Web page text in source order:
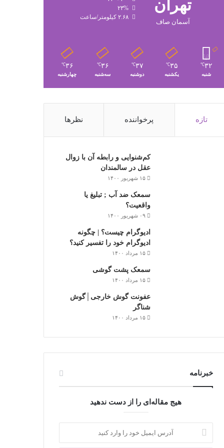
تهران
آسمان صاف
۲۳%
۲.۶۸ کیلومتر/ساعت
۳۲℃
شنبه
۳۵℃
یکشنبه
۳۷℃
دوشنبه
۳۶℃
سه‌شنبه
۳۶℃
چهارشنبه
تازه پرخواننده نظرها
کم‌شنوایی و رابطه آن با زوال
عقل در سالمندان
۱۵ شهریور ۱۴۰۰
سمعک ضد آب ; تبلیغ یا
واقعیت؟
۰۹ شهریور ۱۴۰۰
ادیوگرام چیست؟ | چگونه
ادیوگرام خود را تفسیر کنید؟
۱۵ مرداد ۱۴۰۰
سمعک‌ پشت گوشی
۱۵ مرداد ۱۴۰۰
عفونت گوش خارجی│گوش
شناگر
۱۵ مرداد ۱۴۰۰
خبرنامه
هیج مقاله‌ای را از دست ندهید
آدرس
ایمیل